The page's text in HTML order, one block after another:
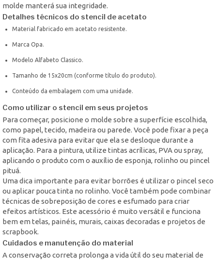
molde manterá sua integridade.
Detalhes técnicos do stencil de acetato
Material fabricado em acetato resistente.
Marca Opa.
Modelo Alfabeto Classico.
Tamanho de 15x20cm (conforme título do produto).
Conteúdo da embalagem com uma unidade.
Como utilizar o stencil em seus projetos
Para começar, posicione o molde sobre a superfície escolhida,
como papel, tecido, madeira ou parede. Você pode fixar a peça
com fita adesiva para evitar que ela se desloque durante a
aplicação. Para a pintura, utilize tintas acrílicas, PVA ou spray,
aplicando o produto com o auxílio de esponja, rolinho ou pincel
pituá.
Uma dica importante para evitar borrões é utilizar o pincel seco
ou aplicar pouca tinta no rolinho. Você também pode combinar
técnicas de sobreposição de cores e esfumado para criar
efeitos artísticos. Este acessório é muito versátil e funciona
bem em telas, painéis, murais, caixas decoradas e projetos de
scrapbook.
Cuidados e manutenção do material
A conservação correta prolonga a vida útil do seu material de